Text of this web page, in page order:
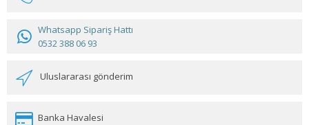
Whatsapp Sipariş Hattı
0532 388 06 93
Uluslararası gönderim
Banka Havalesi